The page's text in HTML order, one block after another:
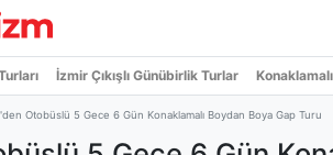
İzmir Çıkışlı Günübirlik Turlar
Otobüslü 5 Gece 6 Gün Konaklamalı Boydan Boya Gap Turu